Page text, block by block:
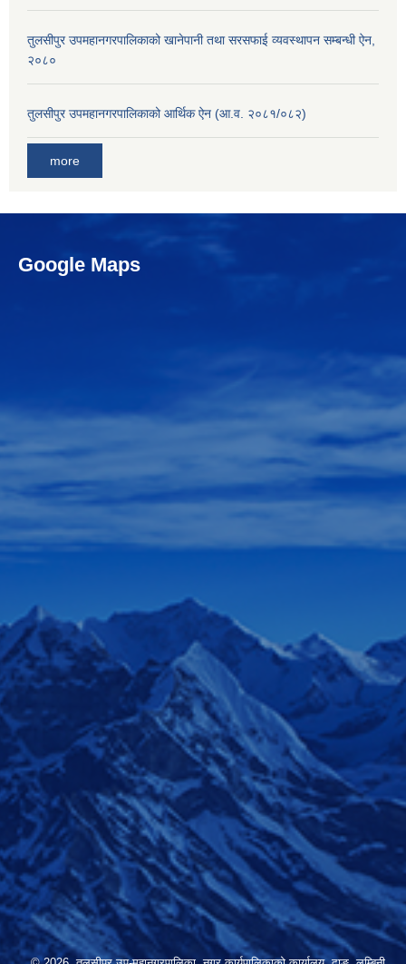
तुलसीपुर उपमहानगरपालिकाको खानेपानी तथा सरसफाई व्यवस्थापन सम्बन्धी ऐन,
२०८०
तुलसीपुर उपमहानगरपालिकाको आर्थिक ऐन (आ.व. २०८१/०८२)
more
Google Maps